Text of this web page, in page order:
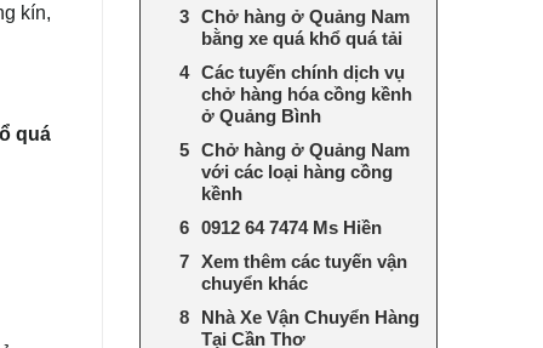
kín,
quá
Chở hàng ở Quảng Nam
bằng xe quá khổ quá tải
Các tuyến chính dịch vụ
chở hàng hóa cồng kềnh
ở Quảng Bình
Chở hàng ở Quảng Nam
với các loại hàng cồng
kềnh
0912 64 7474 Ms Hiền
Xem thêm các tuyến vận
chuyển khác
Nhà Xe Vận Chuyển Hàng
Tại Cần Thơ